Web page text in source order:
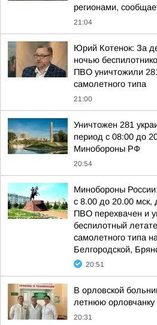
регионами,
21:04
Юрий Котенок: За
ночью
ПВО уничтожили
самолетного типа
21:00
Уничтожен 281
период с 08:00 до
Минобороны РФ
20:54
Минобороны
с 8.00 до 20.00
ПВО перехвачен и
беспилотный
самолетного типа
Белгородской,
20:51
В орловской
летнюю орловчанку
20:31